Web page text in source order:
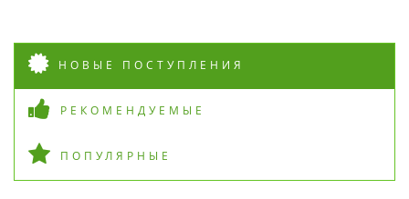
НОВЫЕ ПОСТУПЛЕНИЯ
РЕКОМЕНДУЕМЫЕ
ПОПУЛЯРНЫЕ